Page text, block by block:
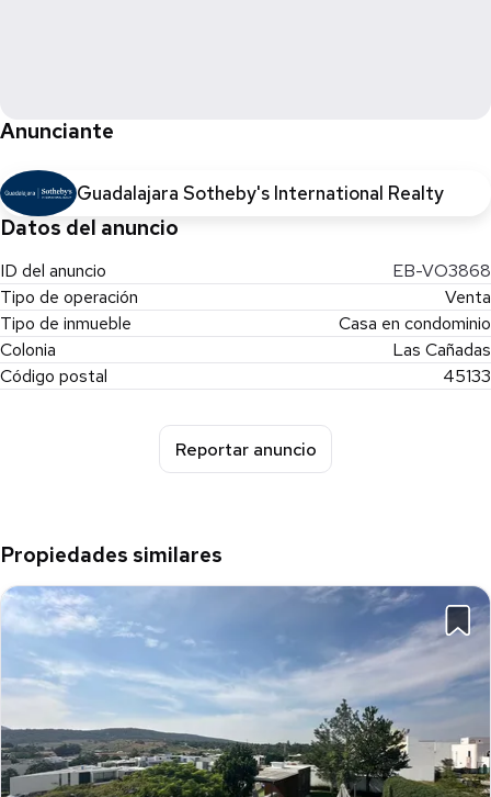
Anunciante
Guadalajara Sotheby's International Realty
Datos del anuncio
ID del anuncio
EB-VO3868
Tipo de operación
Venta
Tipo de inmueble
Casa en condominio
Colonia
Las Cañadas
Código postal
45133
Reportar anuncio
Propiedades similares